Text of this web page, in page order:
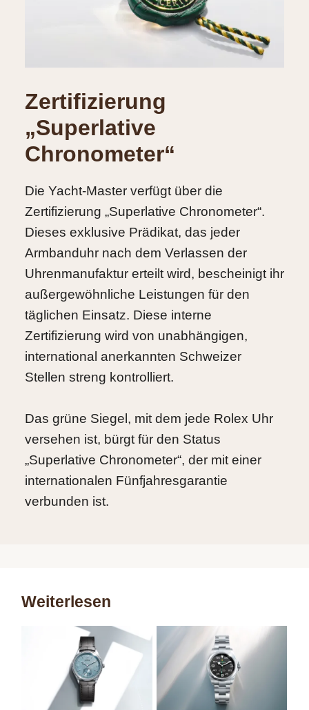
Zertifizierung
„Superlative
Chronometer“
Die Yacht‑Master verfügt über die
Zertifizierung „Superlative Chronometer“.
Dieses exklusive Prädikat, das jeder
Armbanduhr nach dem Verlassen der
Uhrenmanufaktur erteilt wird, bescheinigt ihr
außergewöhnliche Leistungen für den
täglichen Einsatz. Diese interne
Zertifizierung wird von unabhängigen,
international anerkannten Schweizer
Stellen streng kontrolliert.
Das grüne Siegel, mit dem jede Rolex Uhr
versehen ist, bürgt für den Status
„Superlative Chronometer“, der mit einer
internationalen Fünfjahresgarantie
verbunden ist.
Weiterlesen